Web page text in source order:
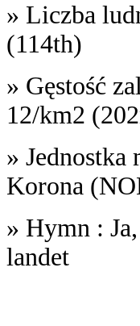
» Liczba
(114th)
» Gęstość
12/km2
» Jednostka
Korona
» Hymn :
landet